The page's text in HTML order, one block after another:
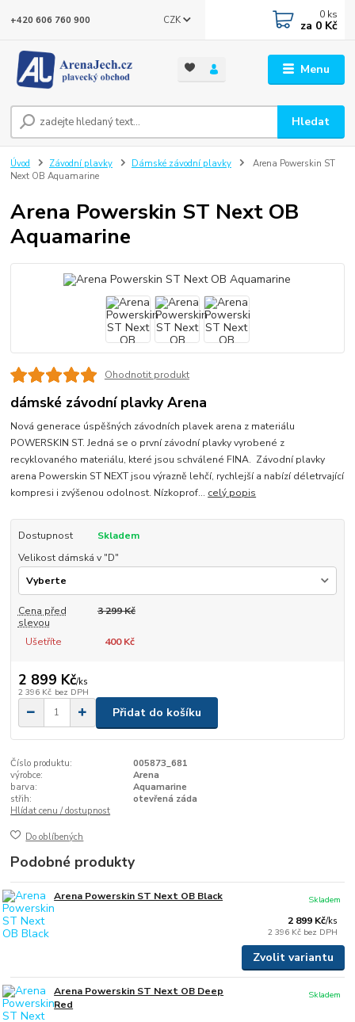
Menu
CZK
Hledat
+420 606 760 900 0 ks
za 0 Kč
Úvod Závodní plavky Dámské závodní plavky
Arena Powerskin ST
Next OB Aquamarine
Arena Powerskin ST Next OB
Aquamarine
Ohodnotit produkt
dámské závodní plavky Arena
Nová generace úspěšných závodních plavek arena z materiálu
POWERSKIN ST. Jedná se o první závodní plavky vyrobené z
recyklovaného materiálu, které jsou schválené FINA. Závodní plavky
arena Powerskin ST NEXT jsou výrazně lehčí, rychlejší a nabízí déletrvající
kompresi i zvýšenou odolnost. Nízkoprof... celý popis
Dostupnost
Skladem
Velikost dámská v "D"
Cena před
slevou
3 299 Kč
Ušetříte 400 Kč
2 899 Kč/ks
2 396 Kč bez DPH
Přidat do košíku
Číslo produktu:
005873_681
výrobce:
Arena
barva:
Aquamarine
střih:
otevřená záda
Hlídat cenu / dostupnost
Do oblíbených
Podobné produkty
Arena Powerskin ST Next OB Black
2 899 Kč/ks
2 396 Kč bez DPH
Skladem
Zvolit variantu
Arena Powerskin ST Next OB Deep
Red
Skladem